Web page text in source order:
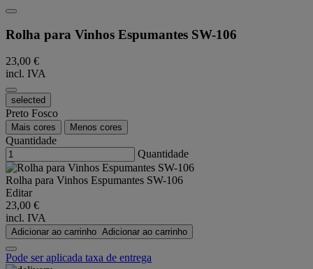
Rolha para Vinhos Espumantes SW-106
23,00 €
incl. IVA
selected
Preto Fosco
Mais cores Menos cores
Quantidade
Quantidade
Rolha para Vinhos Espumantes SW-106
Editar
23,00 €
incl. IVA
Adicionar ao carrinho Adicionar ao carrinho
Pode ser aplicada taxa de entrega